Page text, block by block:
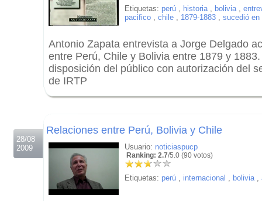
Etiquetas: perú , historia, bolivia,
pacifico , chile , 1879-1883 , sucedió en
Antonio Zapata entrevista a Jorge Delgado
entre Perú, Chile y Bolivia entre 1879 y
disposición del público con autorización del
de IRTP
28/08
2009
Relaciones entre Perú, Bolivia y Chile
Usuario: noticiaspucp
Ranking: 2.7/5.0 (90 votos)
Etiquetas: perú , internacional , bolivia,